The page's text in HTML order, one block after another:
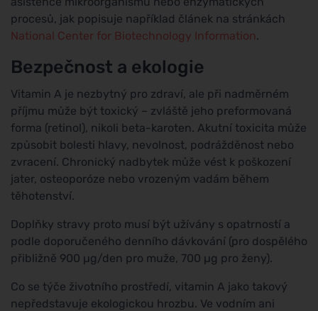
procesů, jak popisuje například článek na stránkách
National Center for Biotechnology Information.
Bezpečnost a ekologie
Vitamin A je nezbytný pro zdraví, ale při nadměrném
příjmu může být toxický – zvláště jeho preformovaná
forma (retinol), nikoli beta-karoten. Akutní toxicita může
způsobit bolesti hlavy, nevolnost, podrážděnost nebo
zvracení. Chronický nadbytek může vést k poškození
jater, osteoporóze nebo vrozeným vadám během
těhotenství.
Doplňky stravy proto musí být užívány s opatrností a
podle doporučeného denního dávkování (pro dospělého
přibližně 900 µg/den pro muže, 700 µg pro ženy).
Co se týče životního prostředí, vitamin A jako takový
nepředstavuje ekologickou hrozbu. Ve vodním ani